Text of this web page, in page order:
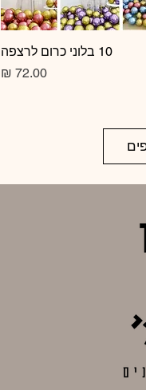
תצוגה מהירה
10 בלוני כרום לרצפה
מחיר‏72.00 ‏₪